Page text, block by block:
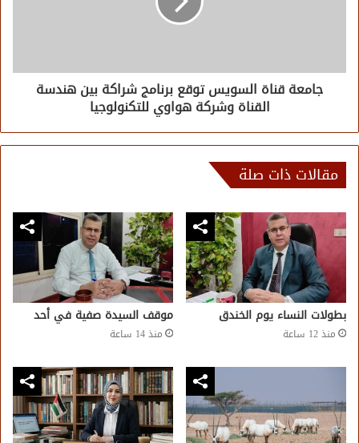
جامعة قناة السويس توقع برنامج شراكة بين هندسة
القناة وشركة هواوي للتكنولوجيا
مقالات ذات صلة
بطولات النساء يوم الخندق
منذ 12 ساعة
موقف السيدة صفية في أحد
منذ 14 ساعة